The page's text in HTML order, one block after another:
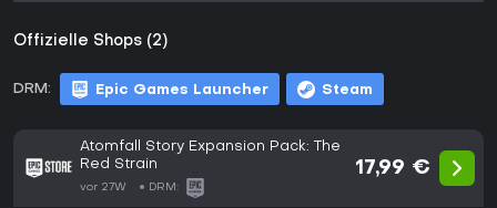
Offizielle Shops (2)
DRM: Epic Games Launcher Steam
Atomfall Story Expansion Pack: The
Red Strain
vor 27W DRM:
17,99 €